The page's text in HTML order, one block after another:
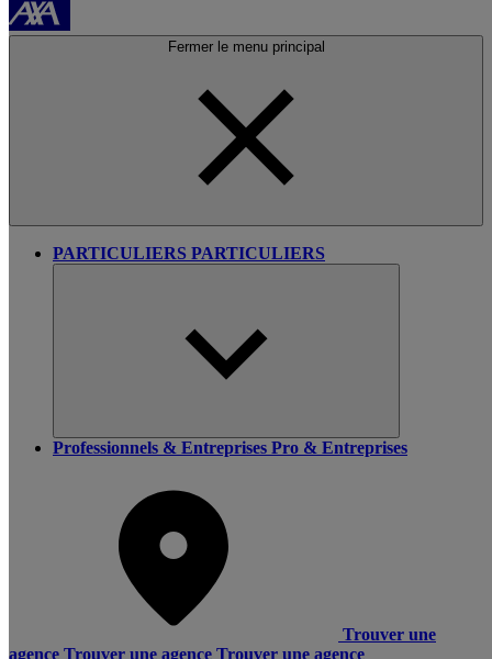
Fermer le menu principal
PARTICULIERS PARTICULIERS
Professionnels & Entreprises Pro & Entreprises
Trouver une
agence Trouver une agence Trouver une agence